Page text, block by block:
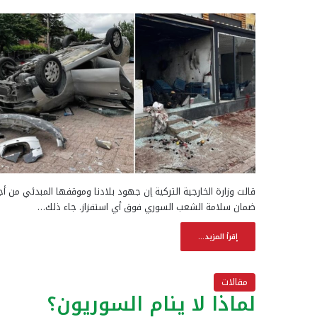
قالت وزارة الخارجية التركية إن جهود بلادنا وموقفها المبدئي من
ضمان سلامة الشعب السوري فوق أي استفزاز. جاء ذلك…
إقرأ المزيد...
مقالات
لماذا لا ينام السوريون؟